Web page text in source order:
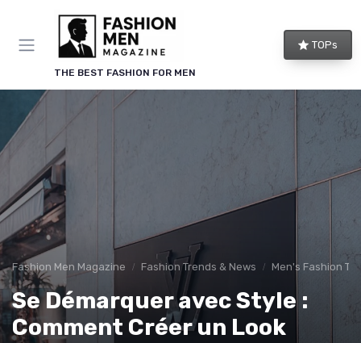
THE BEST FASHION FOR MEN
TOPs
Fashion Men Magazine Fashion Trends & News Men's Fashion
Se Démarquer avec Style :
Comment Créer un Look